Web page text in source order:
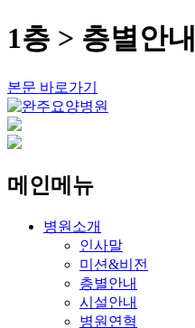
1층 > 층별안내
본문 바로가기
메인메뉴
병원소개
인사말
미션&비전
층별안내
시설안내
병원연혁